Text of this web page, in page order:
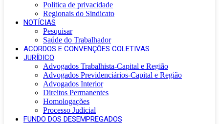
Politica de privacidade
Regionais do Sindicato
NOTÍCIAS
Pesquisar
Saúde do Trabalhador
ACORDOS E CONVENÇÕES COLETIVAS
JURÍDICO
Advogados Trabalhista-Capital e Região
Advogados Previdenciários-Capital e Região
Advogados Interior
Direitos Permanentes
Homologações
Processo Judicial
FUNDO DOS DESEMPREGADOS